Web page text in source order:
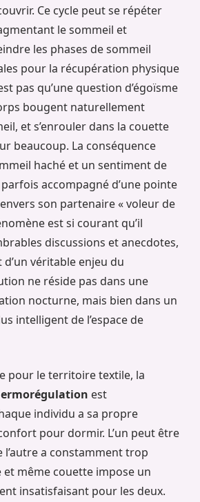
Ce cycle peut se répéter
le sommeil et
les phases de sommeil
pour la récupération physique
pas qu’une question d’égoïsme
bougent naturellement
et s’enrouler dans la couette
beaucoup. La conséquence
haché et un sentiment de
accompagné d’une pointe
son partenaire « voleur de
est si courant qu’il
discussions et anecdotes,
d’un véritable enjeu du
ne réside pas dans une
nocturne, mais bien dans un
intelligent de l’espace de
pour le territoire textile, la
est
individu a sa propre
pour dormir. L’un peut être
a constamment trop
et même couette impose un
insatisfaisant pour les deux.